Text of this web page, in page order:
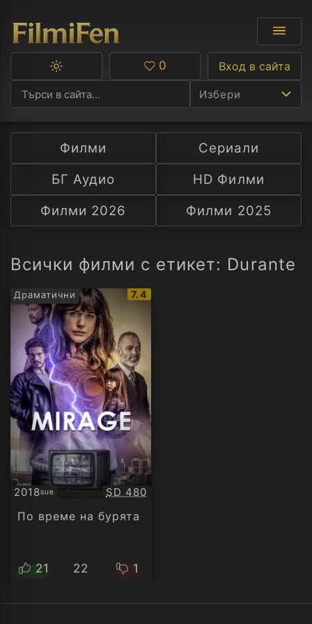
Избери
Ф
С
А
Превключване
тъмна
тема
Любими
0 Вход в сайта
Филми
Сериали
БГ Аудио
HD Филми
Филми 2026
Филми 2025
Всички филми с етикет: Durante
Драматични
IMDb
7.4
2018SUB
Субтитри Качество:
SD 480
По време на бурята
21 22 1